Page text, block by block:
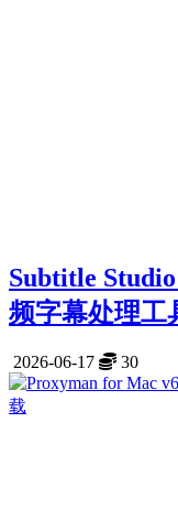
Subtitle
频字幕处理工
2026-06-17 30